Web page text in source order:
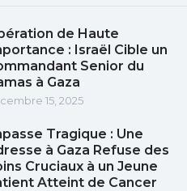
de Haute
: Israël Cible un
Senior du
à Gaza
15, 2025
Tragique : Une
à Gaza Refuse des
Cruciaux à un Jeune
Atteint de Cancer